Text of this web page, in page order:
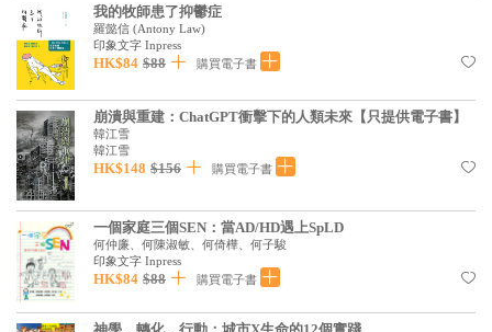
我的牧師患了抑鬱症
羅懿信 (Antony Law)
印象文字 Inpress
HK$84 $88 購買電子書
崩潰與重建：ChatGPT衝擊下的⼈類未來【只提供電子書】
韓江雪
韓江雪
HK$148 $156 購買電子書
一個家庭三個SEN：當AD/HD遇上SpLD
何仲廉、何陳淑敏、何倚樺、何子駿
印象文字 Inpress
HK$84 $88 購買電子書